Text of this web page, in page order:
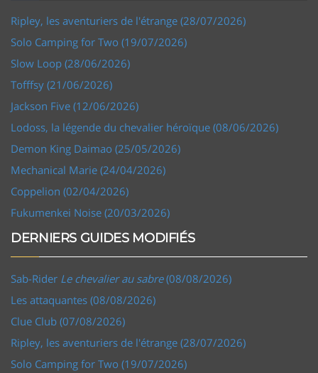
Ripley, les aventuriers de l'étrange (28/07/2026)
Solo Camping for Two (19/07/2026)
Slow Loop (28/06/2026)
Tofffsy (21/06/2026)
Jackson Five (12/06/2026)
Lodoss, la légende du chevalier héroïque (08/06/2026)
Demon King Daimao (25/05/2026)
Mechanical Marie (24/04/2026)
Coppelion (02/04/2026)
Fukumenkei Noise (20/03/2026)
DERNIERS GUIDES MODIFIÉS
Sab-Rider Le chevalier au sabre(08/08/2026)
Les attaquantes (08/08/2026)
Clue Club (07/08/2026)
Ripley, les aventuriers de l'étrange (28/07/2026)
Solo Camping for Two (19/07/2026)